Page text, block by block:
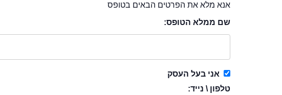
אנא מלא את הפרטים הבאים בטופס
שם ממלא הטופס:
אני בעל העסק
טלפון \ נייד: